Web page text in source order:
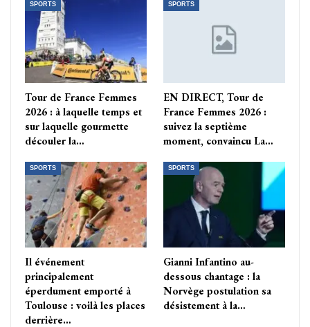
SPORTS
Tour de France Femmes
2026 : à laquelle temps et
sur laquelle gourmette
découler la…
SPORTS
EN DIRECT, Tour de
France Femmes 2026 :
suivez la septième
moment, convaincu La…
SPORTS
Il événement
principalement
éperdument emporté à
Toulouse : voilà les places
derrière…
SPORTS
Gianni Infantino au-
dessous chantage : la
Norvège postulation sa
désistement à la…